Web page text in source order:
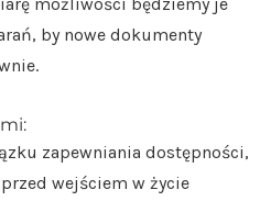
by nowe dokumenty
zapewniania dostępności,
wejściem w życie